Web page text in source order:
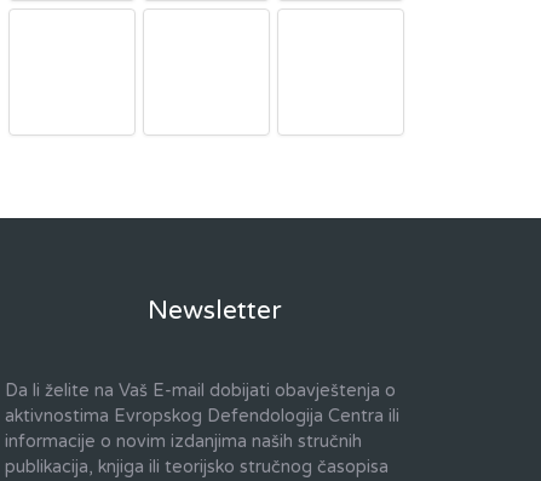
Newsletter
Da li želite na Vaš E-mail dobijati obavještenja o
aktivnostima Evropskog Defendologija Centra ili
informacije o novim izdanjima naših stručnih
publikacija, knjiga ili teorijsko stručnog časopisa